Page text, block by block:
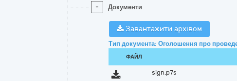
- Документи
Завантажити архівом
Тип документа: Оголошення про
ФАЙЛ
sign.p7s